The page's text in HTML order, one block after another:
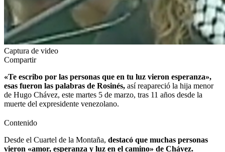
Captura de video
Compartir
«Te escribo por las personas que en tu luz vieron esperanza»,
esas fueron las palabras de Rosinés, así reapareció la hija menor
de Hugo Chávez, este martes 5 de marzo, tras 11 años desde la
muerte del expresidente venezolano.
Contenido
Desde el Cuartel de la Montaña, destacó que muchas personas
vieron «amor, esperanza y luz en el camino» de Chávez.